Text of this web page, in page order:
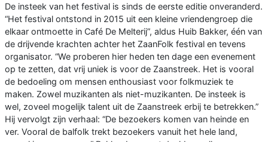
De insteek van het festival is sinds de eerste editie onveranderd.
“Het festival ontstond in 2015 uit een kleine vriendengroep die
elkaar ontmoette in Café De Melterij”, aldus Huib Bakker, één van
de drijvende krachten achter het ZaanFolk festival en tevens
organisator. “We proberen hier heden ten dage een evenement
op te zetten, dat vrij uniek is voor de Zaanstreek. Het is vooral
de bedoeling om mensen enthousiast voor folkmuziek te
maken. Zowel muzikanten als niet-muzikanten. De insteek is
wel, zoveel mogelijk talent uit de Zaanstreek erbij te betrekken.”
Hij vervolgt zijn verhaal: “De bezoekers komen van heinde en
ver. Vooral de balfolk trekt bezoekers vanuit het hele land,